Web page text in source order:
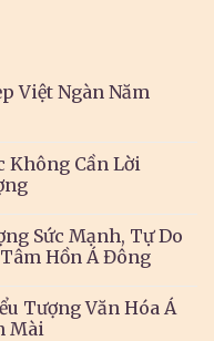
Việt Ngàn Năm
Không Cần Lời
Sức Mạnh, Tự Do
Hồn Á Đông
Tượng Văn Hóa Á
Mài